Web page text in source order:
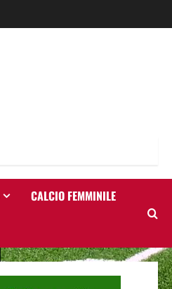
CALCIO FEMMINILE